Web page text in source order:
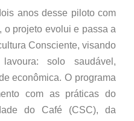
anos desse piloto com
o projeto evolui e passa a
Consciente, visando
solo saudável,
econômica. O programa
com as práticas do
do Café (CSC), da